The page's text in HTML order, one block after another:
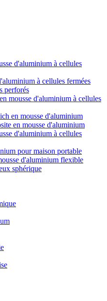
d'aluminium à cellules
à cellules fermées
perforés
mousse d'aluminium à cellules
en mousse d'aluminium
en mousse d'aluminium
d'aluminium à cellules
pour maison portable
d'aluminium flexible
sphérique